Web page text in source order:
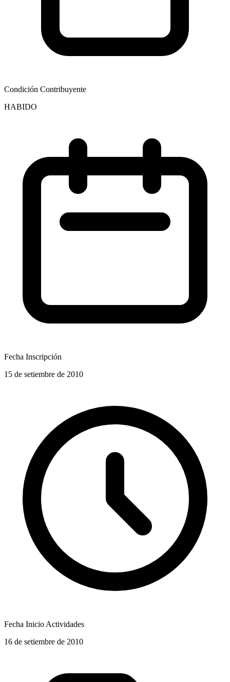
Condición Contribuyente
HABIDO
Fecha Inscripción
15 de setiembre de 2010
Fecha Inicio Actividades
16 de setiembre de 2010